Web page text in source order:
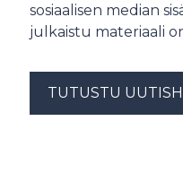
sosiaalisen median
julkaistu materiaali
TUTUSTU